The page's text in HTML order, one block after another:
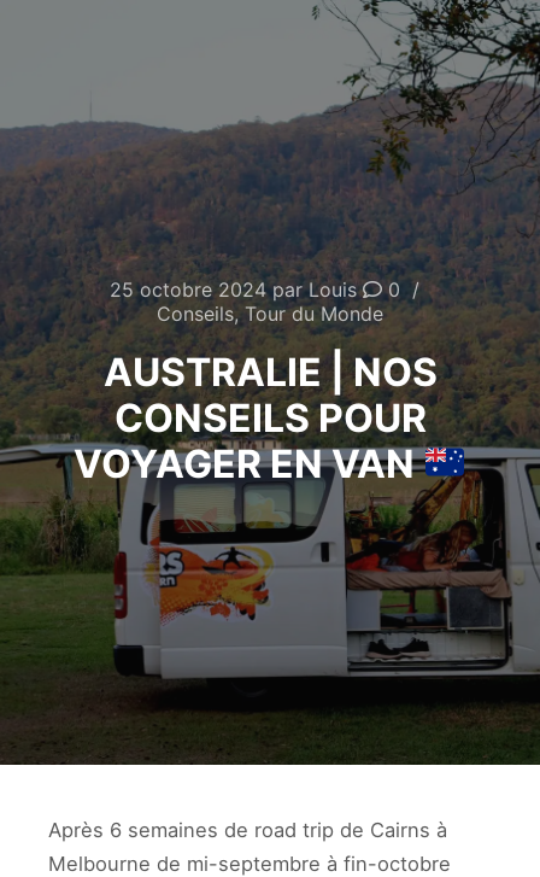
25 octobre 2024parLouis
0
Conseils,Tour du Monde
AUSTRALIE | NOS
CONSEILS POUR
VOYAGER EN VAN
Après 6 semaines de road trip de Cairns à
Melbourne de mi-septembre à fin-octobre